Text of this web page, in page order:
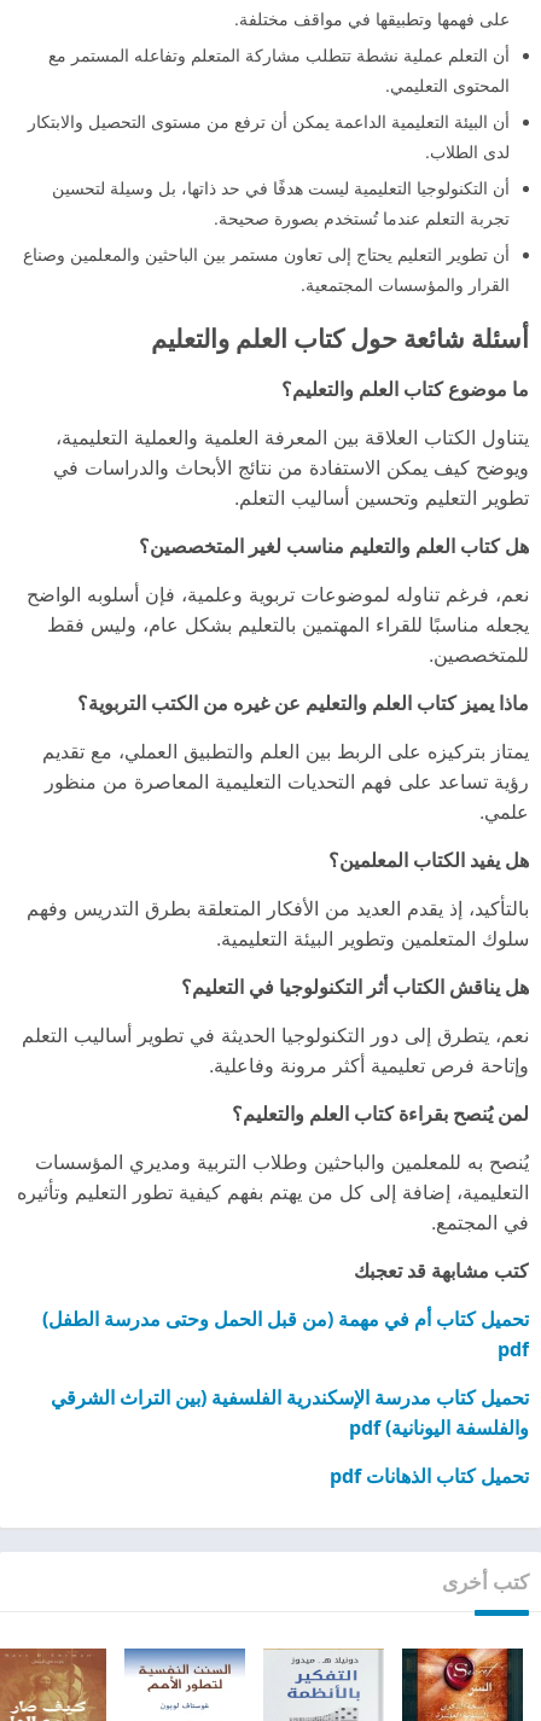
على فهمها وتطبيقها في مواقف مختلفة.
أن التعلم عملية نشطة تتطلب مشاركة المتعلم وتفاعله المستمر مع
المحتوى التعليمي.
أن البيئة التعليمية الداعمة يمكن أن ترفع من مستوى التحصيل والابتكار
لدى الطلاب.
أن التكنولوجيا التعليمية ليست هدفًا في حد ذاتها، بل وسيلة لتحسين
تجربة التعلم عندما تُستخدم بصورة صحيحة.
أن تطوير التعليم يحتاج إلى تعاون مستمر بين الباحثين والمعلمين وصناع
القرار والمؤسسات المجتمعية.
أسئلة شائعة حول كتاب العلم والتعليم
ما موضوع كتاب العلم والتعليم؟
يتناول الكتاب العلاقة بين المعرفة العلمية والعملية التعليمية،
ويوضح كيف يمكن الاستفادة من نتائج الأبحاث والدراسات في
تطوير التعليم وتحسين أساليب التعلم.
هل كتاب العلم والتعليم مناسب لغير المتخصصين؟
نعم، فرغم تناوله لموضوعات تربوية وعلمية، فإن أسلوبه الواضح
يجعله مناسبًا للقراء المهتمين بالتعليم بشكل عام، وليس فقط
للمتخصصين.
ماذا يميز كتاب العلم والتعليم عن غيره من الكتب التربوية؟
يمتاز بتركيزه على الربط بين العلم والتطبيق العملي، مع تقديم
رؤية تساعد على فهم التحديات التعليمية المعاصرة من منظور
علمي.
هل يفيد الكتاب المعلمين؟
بالتأكيد، إذ يقدم العديد من الأفكار المتعلقة بطرق التدريس وفهم
سلوك المتعلمين وتطوير البيئة التعليمية.
هل يناقش الكتاب أثر التكنولوجيا في التعليم؟
نعم، يتطرق إلى دور التكنولوجيا الحديثة في تطوير أساليب التعلم
وإتاحة فرص تعليمية أكثر مرونة وفاعلية.
لمن يُنصح بقراءة كتاب العلم والتعليم؟
يُنصح به للمعلمين والباحثين وطلاب التربية ومديري المؤسسات
التعليمية، إضافة إلى كل من يهتم بفهم كيفية تطور التعليم وتأثيره
في المجتمع.
كتب مشابهة قد تعجبك
تحميل كتاب أم في مهمة (من قبل الحمل وحتى مدرسة الطفل)
pdf
تحميل كتاب مدرسة الإسكندرية الفلسفية (بين التراث الشرقي
والفلسفة اليونانية) pdf
تحميل كتاب الذهانات pdf
كتب أخرى